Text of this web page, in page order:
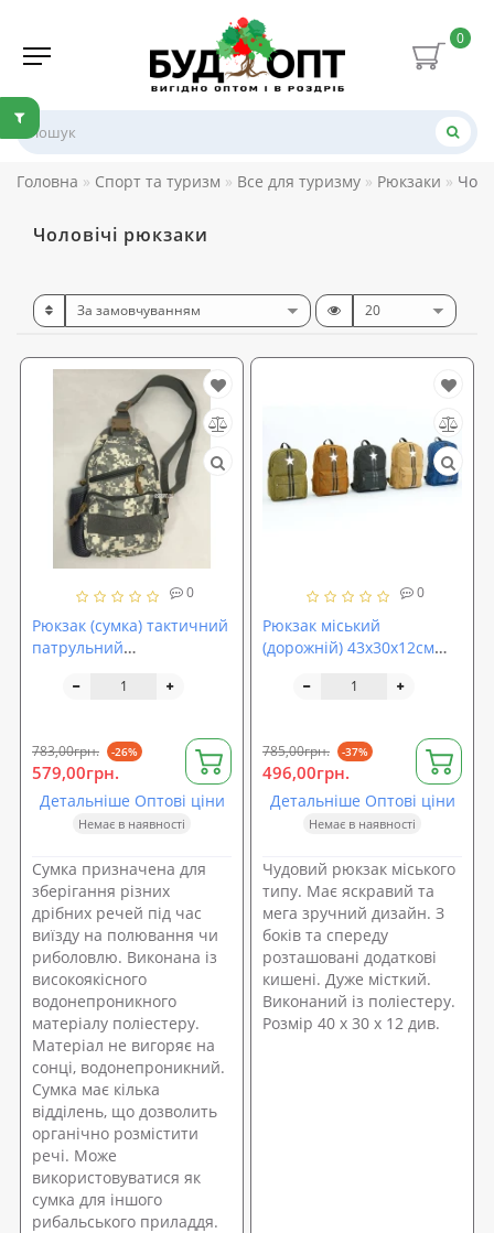
0
Головна Спорт та туризм Все для туризму Рюкзаки
Чоловічі рюкзаки
0
Рюкзак (сумка) тактичний
патрульний
плече (N02183)
783,00грн. -26%
579,00грн.
Детальніше Оптові ціни
Немає в наявності
Сумка призначена для
зберігання різних
дрібних речей під час
виїзду на полювання чи
риболовлю. Виконана із
високоякісного
водонепроникного
матеріалу поліестеру.
Матеріал не вигоряє на
сонці, водонепроникний.
Сумка має кілька
відділень, що дозволить
органічно розмістити
речі. Може
використовуватися як
сумка для іншого
рибальського приладдя.
0
Рюкзак міський
(дорожній) 43х30х12см
785,00грн. -37%
496,00грн.
Детальніше Оптові ціни
Немає в наявності
Чудовий рюкзак міського
типу. Має яскравий та
мега зручний дизайн. З
боків та спереду
розташовані додаткові
кишені. Дуже місткий.
Виконаний із поліестеру.
Розмір 40 х 30 х 12 див.